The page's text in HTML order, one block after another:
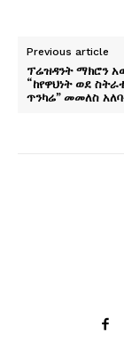
Previous article
ፕሬዝዳንት ማክሮን
“ከየዋህነት ወደ
ጥንካሬ” መመለስ